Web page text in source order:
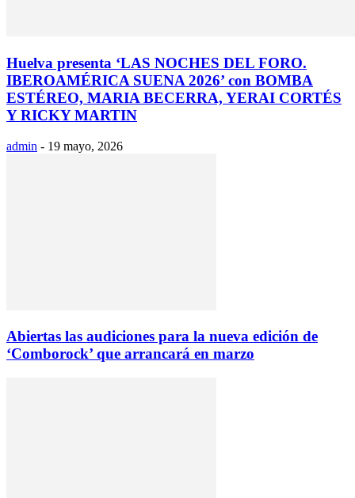
Huelva presenta ‘LAS NOCHES DEL FORO.
IBEROAMÉRICA SUENA 2026’ con BOMBA
ESTÉREO, MARIA BECERRA, YERAI CORTÉS
Y RICKY MARTIN
admin - 19 mayo, 2026
Abiertas las audiciones para la nueva edición de
‘Comborock’ que arrancará en marzo